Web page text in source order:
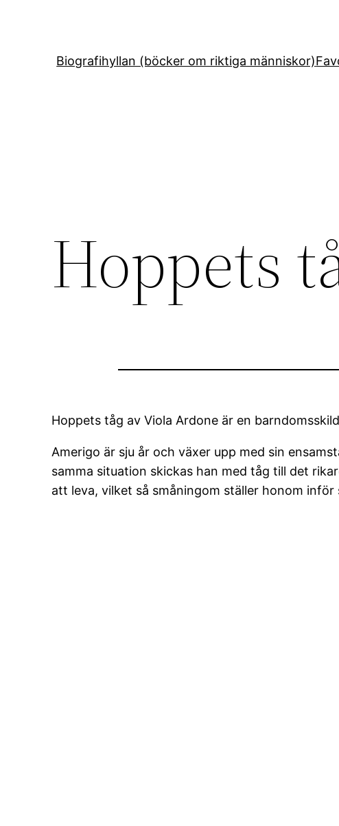
Biografihyllan (böcker om riktiga människor)
Hoppets
Hoppets tåg av Viola Ardone är en
Amerigo är sju år och växer upp med sin
samma situation skickas han med tåg till det
att leva, vilket så småningom ställer honom inför